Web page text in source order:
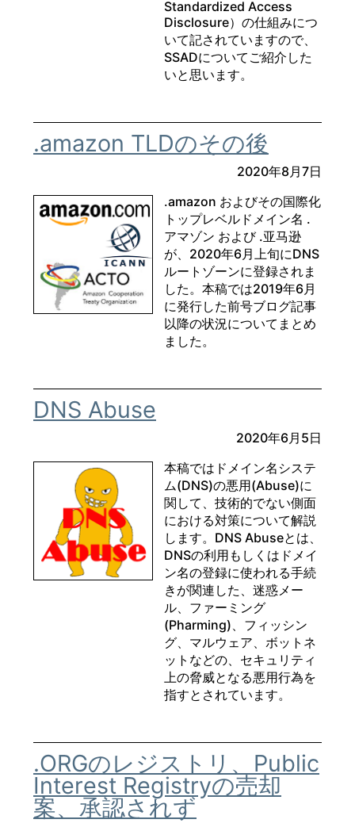
Standardized Access
Disclosure）の仕組みにつ
いて記されていますので、
SSADについてご紹介した
いと思います。
.amazon TLDのその後
2020年8月7日
.amazon およびその国際化
トップレベルドメイン名 .
アマゾン および .亚马逊
が、2020年6月上旬にDNS
ルートゾーンに登録されま
した。本稿では2019年6月
に発行した前号ブログ記事
以降の状況についてまとめ
ました。
DNS Abuse
2020年6月5日
本稿ではドメイン名システ
ム(DNS)の悪用(Abuse)に
関して、技術的でない側面
における対策について解説
します。DNS Abuseとは、
DNSの利用もしくはドメイ
ン名の登録に使われる手続
きが関連した、迷惑メー
ル、ファーミング
(Pharming)、フィッシン
グ、マルウェア、ボットネ
ットなどの、セキュリティ
上の脅威となる悪用行為を
指すとされています。
.ORGのレジストリ、Public
Interest Registryの売却
案、承認されず